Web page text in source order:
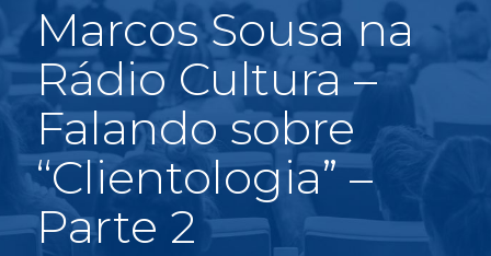
Marcos Sousa na
Rádio Cultura –
Falando sobre
“Clientologia” –
Parte 2